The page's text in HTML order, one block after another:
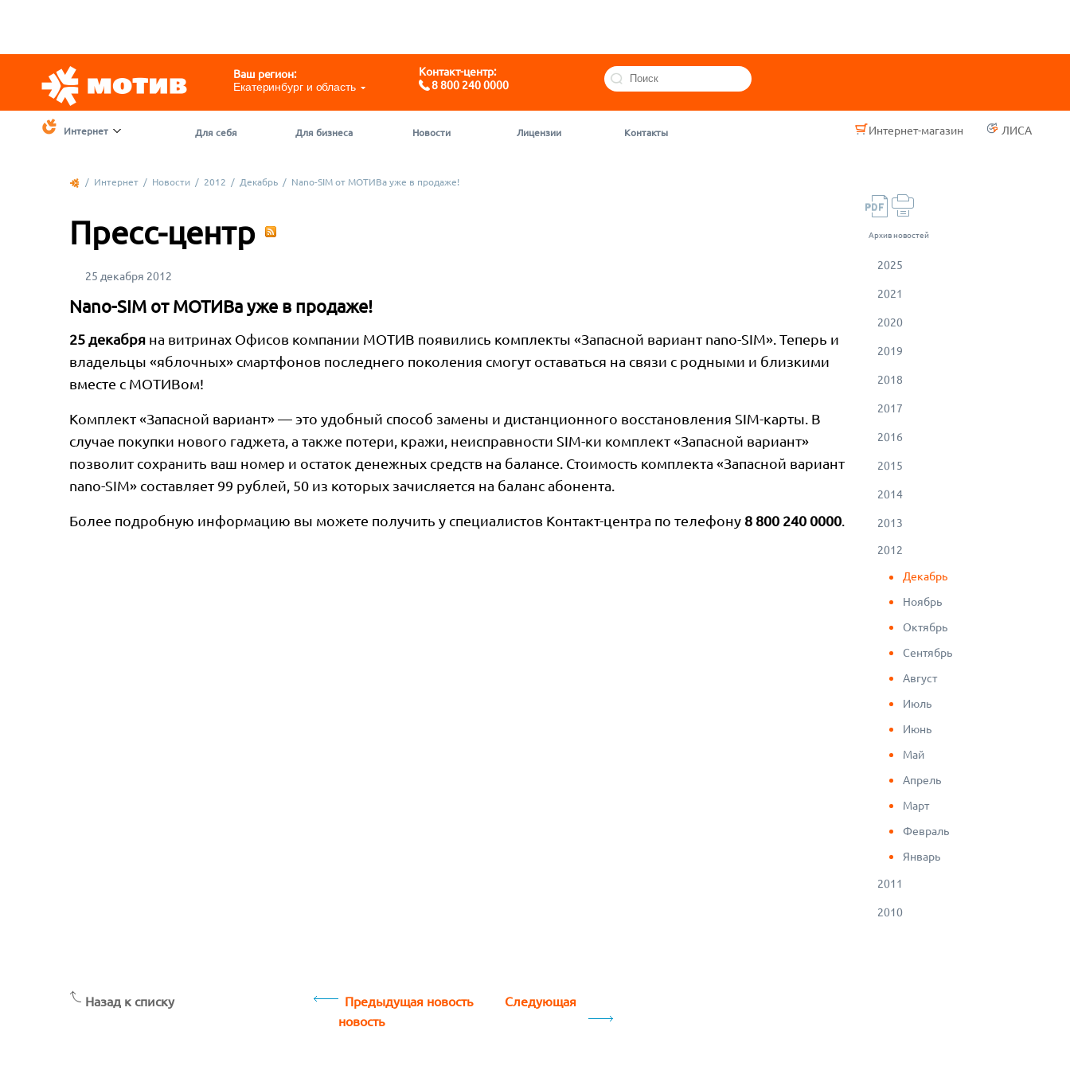
Ваш регион:
Екатеринбург и область
Контакт-центр:
8 800 240 0000
Интернет-магазин ЛИСА
Интернет Для себя Для бизнеса Новости Лицензии Контакты
Архив новостей
2025
2021
2020
2019
2018
2017
2016
2015
2014
2013
2012
Декабрь
Ноябрь
Октябрь
Сентябрь
Август
Июль
Июнь
Май
Апрель
Март
Февраль
Январь
2011
2010
/ Интернет / Новости / 2012 / Декабрь / Nano-SIM от МОТИВа уже в продаже!
Пресс-центр
25 декабря 2012
Nano-SIM от МОТИВа уже в продаже!
25 декабря на витринах Офисов компании МОТИВ появились комплекты «Запасной вариант nano-SIM». Теперь и
владельцы «яблочных» смартфонов последнего поколения смогут оставаться на связи с родными и близкими
вместе с МОТИВом!
Комплект «Запасной вариант» — это удобный способ замены и дистанционного восстановления SIM-карты. В
случае покупки нового гаджета, а также потери, кражи, неисправности SIM-ки комплект «Запасной вариант»
позволит сохранить ваш номер и остаток денежных средств на балансе. Стоимость комплекта «Запасной вариант
nano-SIM» составляет 99 рублей, 50 из которых зачисляется на баланс абонента.
Более подробную информацию вы можете получить у специалистов Контакт-центра по телефону 8 800 240 0000.
Назад к списку Предыдущая новость
Следующая
новость